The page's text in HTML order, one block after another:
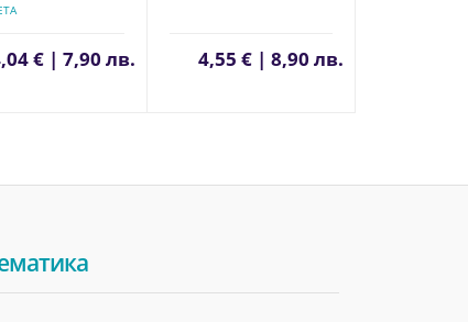
€ | 7,90 лв. 4,55 € | 8,90 лв.